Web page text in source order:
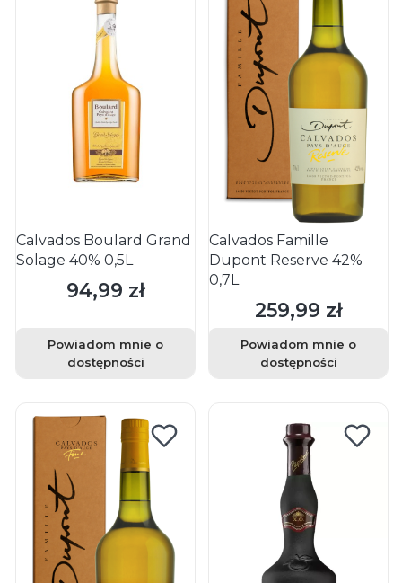
Calvados Boulard Grand
Solage 40% 0,5L
Cena
94,99 zł
Powiadom mnie o
dostępności
Calvados Famille
Dupont Reserve 42%
0,7L
Cena
259,99 zł
Powiadom mnie o
dostępności